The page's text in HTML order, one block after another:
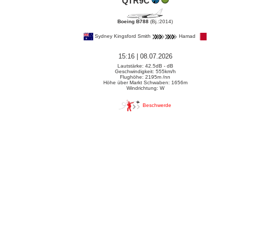
Boeing B788 (Bj.:2014)
Sydney Kingsford Smith Hamad
15:16 | 08.07.2026
Lautstärke: 42.5dB - dB
Geschwindigkeit: 555km/h
Flughöhe: 2195m /nn
Höhe über Markt Schwaben: 1656m
Windrichtung: W
Beschwerde